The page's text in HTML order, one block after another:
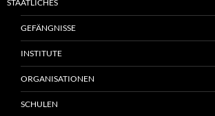
STAATLICHES
GEFÄNGNISSE
INSTITUTE
ORGANISATIONEN
SCHULEN